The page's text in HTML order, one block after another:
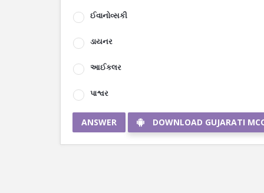
ઈવાનોવ્સકી
ડાયનર
આઈકલર
પાશ્વર
ANSWER DOWNLOAD GUJARATI